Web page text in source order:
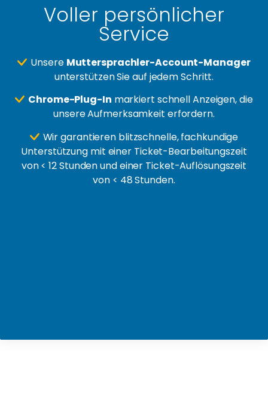
Voller persönlicher
Service
Unsere Muttersprachler-Account-Manager
unterstützen Sie auf jedem Schritt.
Chrome-Plug-In markiert schnell Anzeigen, die
unsere Aufmerksamkeit erfordern.
Wir garantieren blitzschnelle, fachkundige
Unterstützung mit einer Ticket-Bearbeitungszeit
von < 12 Stunden und einer Ticket-Auflösungszeit
von < 48 Stunden.